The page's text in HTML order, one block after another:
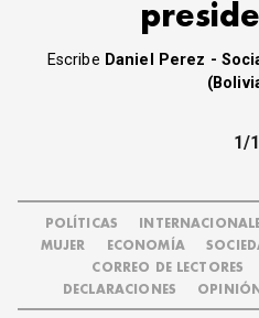
Escribe Daniel Perez -
1/1
POLÍTICAS
MUJER
ECONOMÍA
CORREO DE LECTORES
DECLARACIONES
OPINIÓN